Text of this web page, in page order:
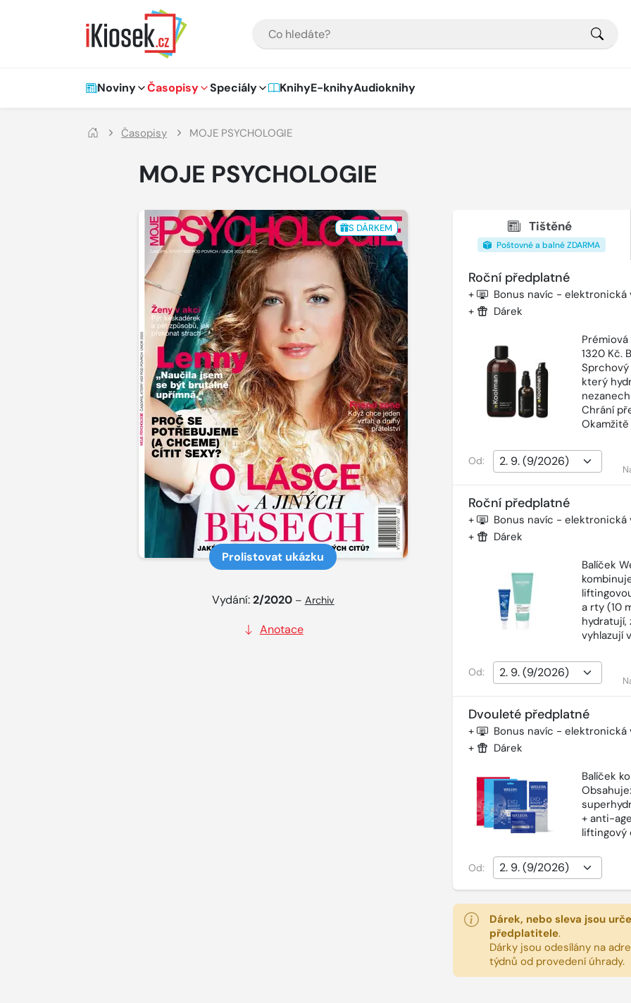
Hlavní navigace
Noviny Časopisy Speciály KnihyE-knihyAudioknihy
Časopisy MOJE PSYCHOLOGIE
MOJE PSYCHOLOGIE
S DÁRKEM
Prolistovat ukázku
Vydání:2/2020 – Archiv
Anotace
Tištěné
Poštovné a balné ZDARMA
Roční předplatné
+
Bonus navíc - elektronická
+
Dárek
1320 Kč.
Sprchový
který
Chrání
Od:
Roční předplatné
+
Bonus navíc - elektronická
+
Dárek
Balíček
a rty (10
vyhlazují
Od:
Dvouleté předplatné
+
Bonus navíc - elektronická
+
Dárek
Balíček
+ anti-
liftingový
Od:
Dárek, nebo sleva jsou
předplatitele.
Dárky jsou odesílány na
týdnů od provedení úhrady.